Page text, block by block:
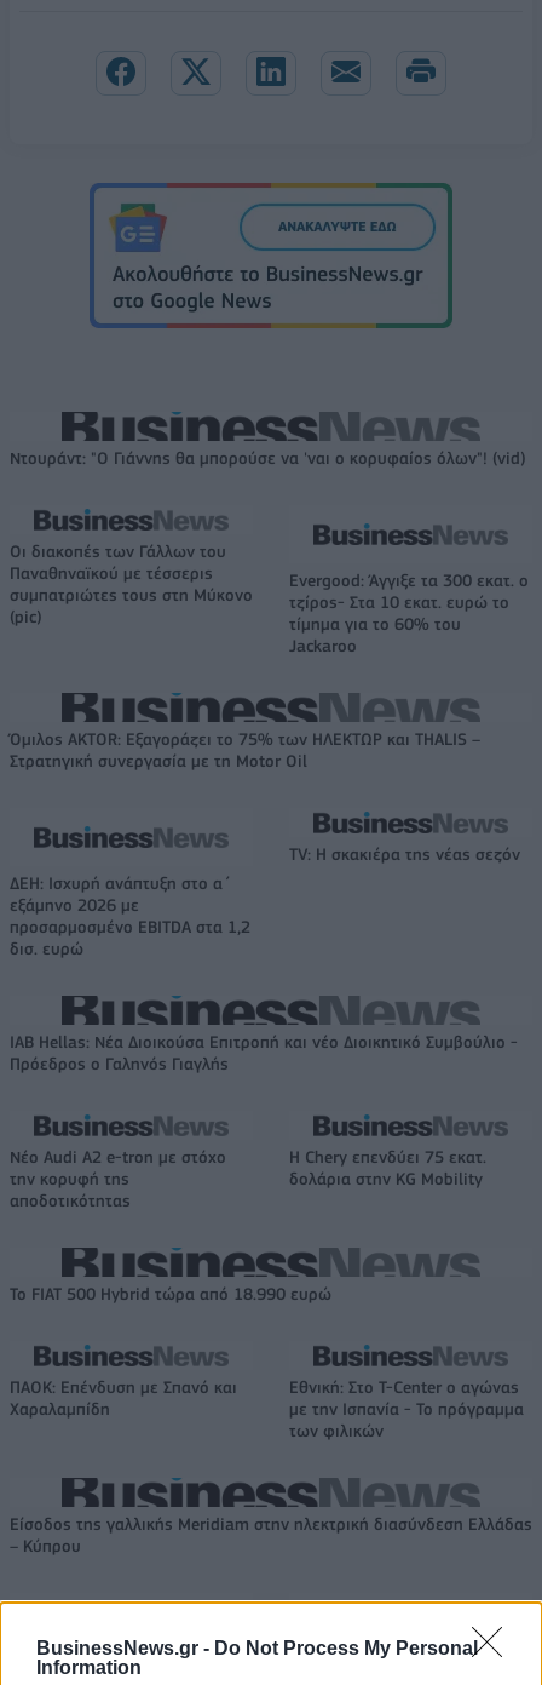
BusinessNews.gr - Do Not Process My Personal
Information
Ντουράντ: "Ο Γιάννης θα μπορούσε να 'ναι ο κορυφαίος όλων"! (vid)
Οι διακοπές των Γάλλων του
Παναθηναϊκού με τέσσερις
συμπατριώτες τους στη Μύκονο
(pic)
Evergood: Άγγιξε τα 300 εκατ. ο
τζίρος- Στα 10 εκατ. ευρώ το
τίμημα για το 60% του
Jackaroo
Όμιλος AKTOR: Εξαγοράζει το 75% των ΗΛΕΚΤΩΡ και THALIS –
Στρατηγική συνεργασία με τη Motor Oil
ΔΕΗ: Ισχυρή ανάπτυξη στο α΄
εξάμηνο 2026 με
προσαρμοσμένο EBITDA στα 1,2
δισ. ευρώ
TV: Η σκακιέρα της νέας σεζόν
IAB Hellas: Νέα Διοικούσα Επιτροπή και νέο Διοικητικό Συμβούλιο -
Πρόεδρος ο Γαληνός Γιαγλής
Νέο Audi A2 e-tron με στόχο
την κορυφή της
αποδοτικότητας
Η Chery επενδύει 75 εκατ.
δολάρια στην KG Mobility
Το FIAT 500 Hybrid τώρα από 18.990 ευρώ
ΠΑΟΚ: Επένδυση με Σπανό και
Χαραλαμπίδη
Εθνική: Στο T-Center ο αγώνας
με την Ισπανία - Το πρόγραμμα
των φιλικών
Είσοδος της γαλλικής Meridiam στην ηλεκτρική διασύνδεση Ελλάδας
– Κύπρου
Coca-Cola HBC: Άνοδος 11,4%